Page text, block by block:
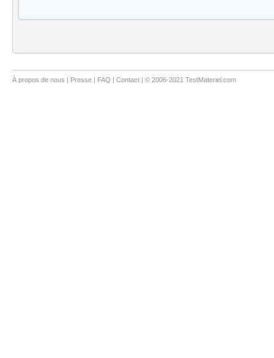
À propos de nous | Presse | FAQ | Contact | © 2006-2021 TestMateriel.com